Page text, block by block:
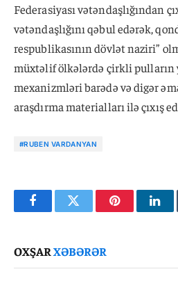
Federasiyası vətəndaşlığından
vətəndaşlığını qəbul edərək,
respublikasının dövlət naziri”
müxtəlif ölkələrdə çirkli pulların
mexanizmləri barədə və digər
araşdırma materialları ilə çıxış
#RUBEN VARDANYAN
FacebookTwitter Pinterest
OXŞARXƏBƏRƏR